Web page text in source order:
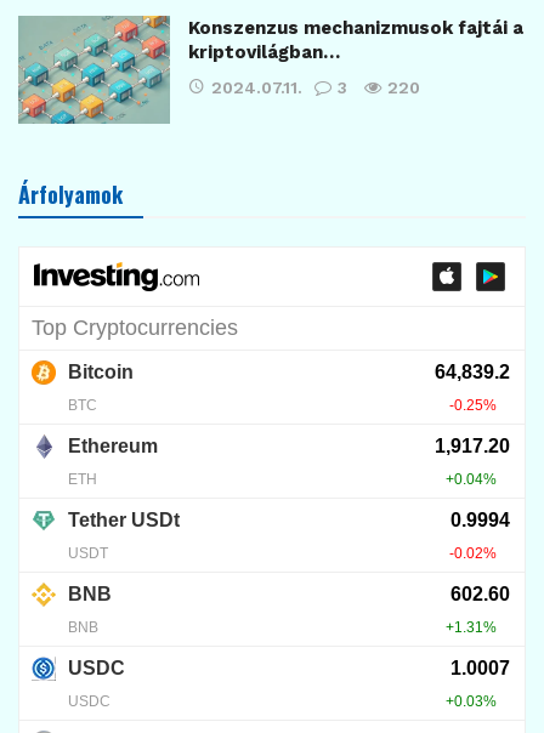
Konszenzus mechanizmusok fajtái a
kriptovilágban…
2024.07.11. 3 220
Árfolyamok